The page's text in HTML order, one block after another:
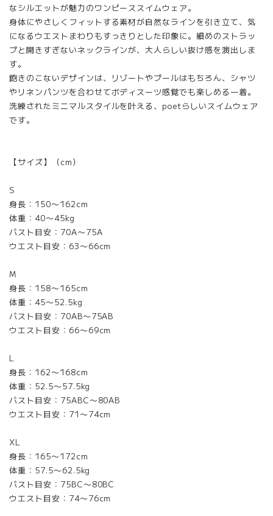
なシルエットが魅力のワンピーススイムウェア。
身体にやさしくフィットする素材が自然なラインを引き立て、気
になるウエストまわりもすっきりとした印象に。細めのストラッ
プと開きすぎないネックラインが、大人らしい抜け感を演出しま
す。
飽きのこないデザインは、リゾートやプールはもちろん、シャツ
やリネンパンツを合わせてボディスーツ感覚でも楽しめる一着。
洗練されたミニマルスタイルを叶える、poetらしいスイムウェア
です。
【サイズ】（cm）
S
身長：150〜162cm
体重：40〜45kg
バスト目安：70A〜75A
ウエスト目安：63〜66cm
M
身長：158〜165cm
体重：45〜52.5kg
バスト目安：70AB〜75AB
ウエスト目安：66〜69cm
L
身長：162〜168cm
体重：52.5〜57.5kg
バスト目安：75ABC〜80AB
ウエスト目安：71〜74cm
XL
身長：165〜172cm
体重：57.5〜62.5kg
バスト目安：75BC〜80BC
ウエスト目安：74〜76cm